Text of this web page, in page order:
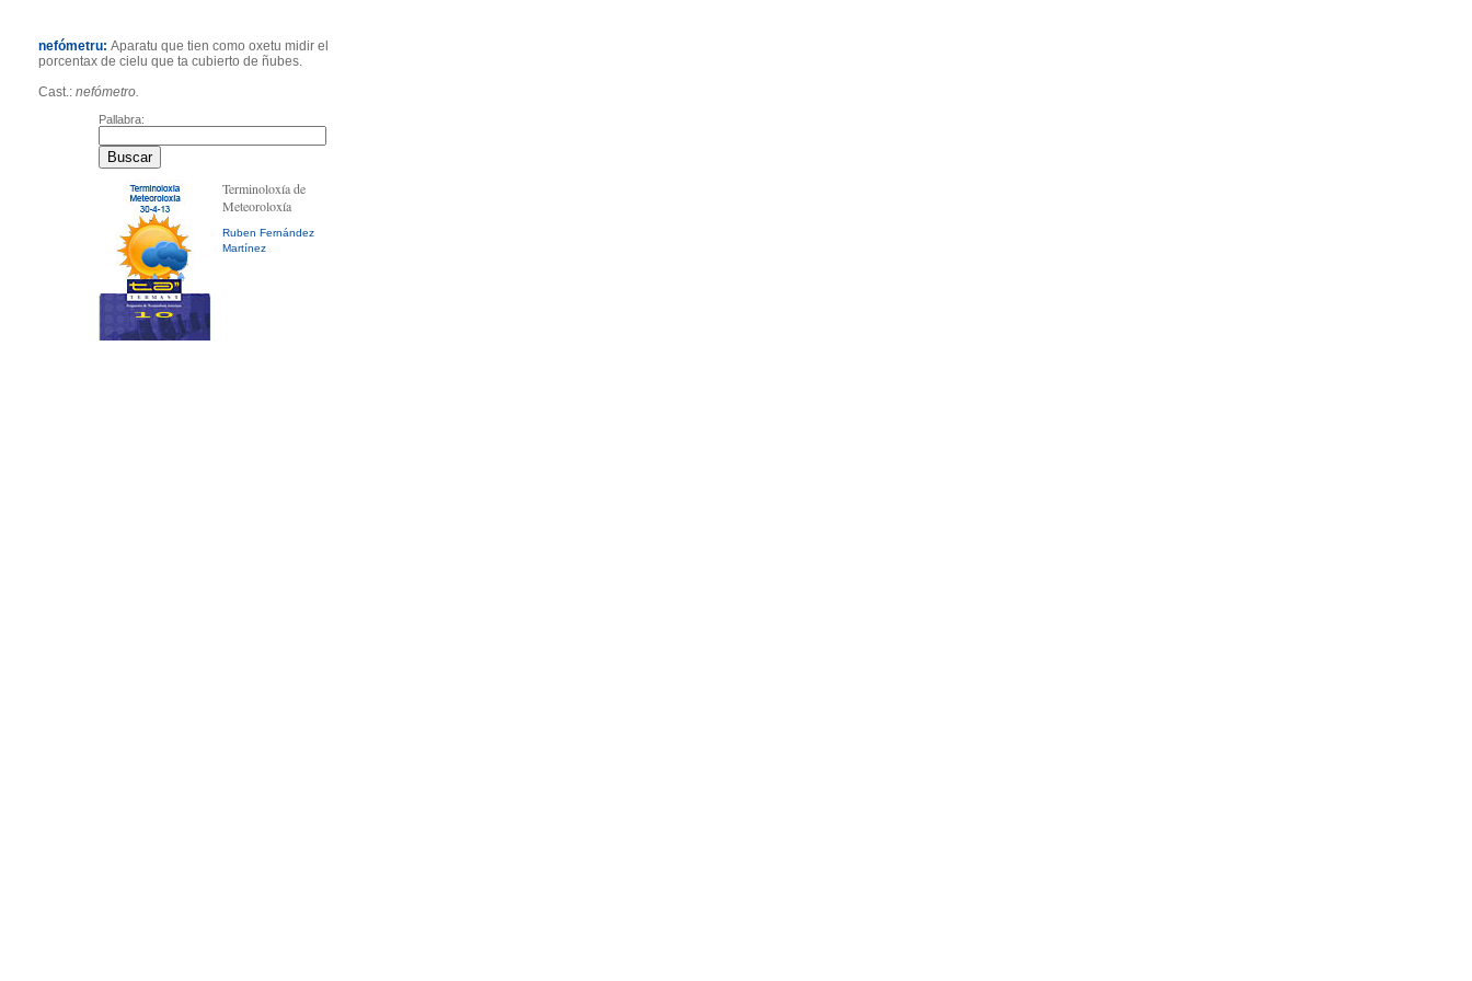
nefómetru: Aparatu que tien como oxetu midir el
porcentax de cielu que ta cubierto de ñubes.
Cast.: nefómetro.
Pallabra:
Terminoloxía de
Meteoroloxía
Ruben Fernández
Martínez